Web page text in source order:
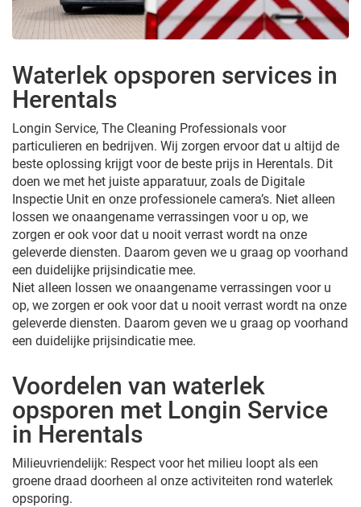
Waterlek opsporen services in
Herentals
Longin Service, The Cleaning Professionals voor
particulieren en bedrijven. Wij zorgen ervoor dat u altijd de
beste oplossing krijgt voor de beste prijs in Herentals. Dit
doen we met het juiste apparatuur, zoals de Digitale
Inspectie Unit en onze professionele camera’s. Niet alleen
lossen we onaangename verrassingen voor u op, we
zorgen er ook voor dat u nooit verrast wordt na onze
geleverde diensten. Daarom geven we u graag op voorhand
een duidelijke prijsindicatie mee.
Niet alleen lossen we onaangename verrassingen voor u
op, we zorgen er ook voor dat u nooit verrast wordt na onze
geleverde diensten. Daarom geven we u graag op voorhand
een duidelijke prijsindicatie mee.
Voordelen van waterlek
opsporen met Longin Service
in Herentals
Milieuvriendelijk: Respect voor het milieu loopt als een
groene draad doorheen al onze activiteiten rond waterlek
opsporing.